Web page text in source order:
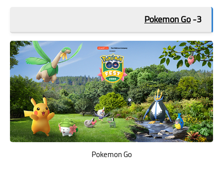
3-
Pokemon Go
Pokemon Go